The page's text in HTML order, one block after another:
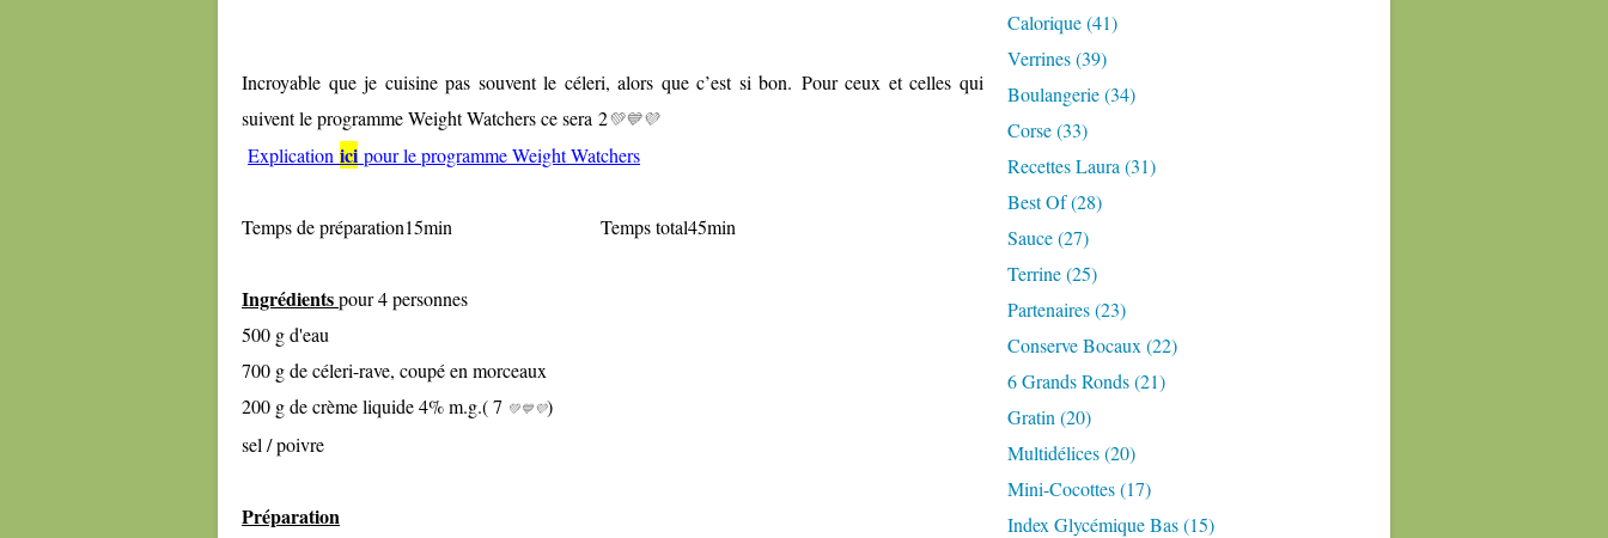
Incroyable que je cuisine pas souvent le céleri, alors que c’est si bon. Pour ceux et celles qui
suivent le programme Weight Watchers ce sera 2💚💙💜
Explication ici pour le programme Weight Watchers
Temps de préparation15min Temps total45min
Ingrédientspour 4 personnes
500 g d'eau
700 g de céleri-rave, coupé en morceaux
200 g de crème liquide 4% m.g.( 7 💚💙💜)
sel / poivre
Préparation
Calorique (41)
Verrines (39)
Boulangerie (34)
Corse (33)
Recettes Laura (31)
Best Of (28)
Sauce (27)
Terrine (25)
Partenaires (23)
Conserve Bocaux (22)
6 Grands Ronds (21)
Gratin (20)
Multidélices (20)
Mini-Cocottes (17)
Index Glycémique Bas (15)